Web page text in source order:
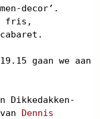
decor’.
fris,
gaan we aan
Dikkedakken-
Dennis